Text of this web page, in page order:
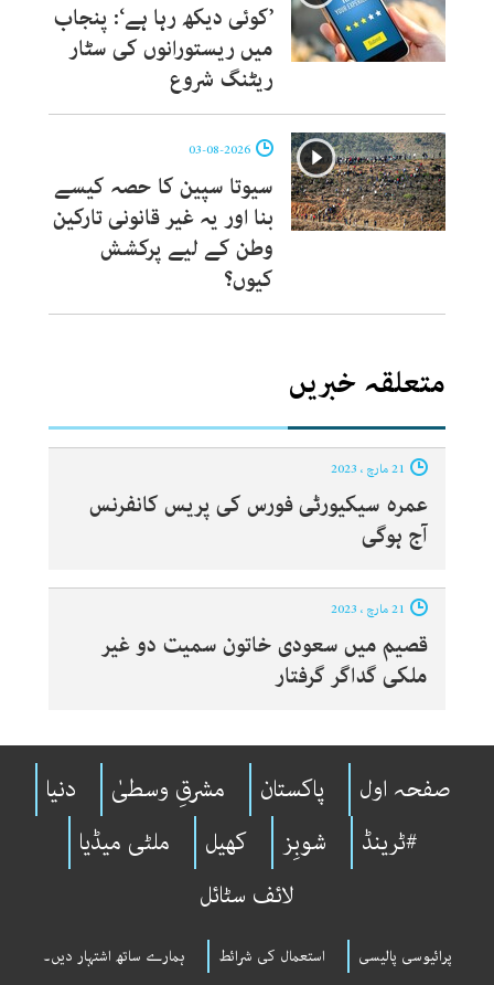
’کوئی دیکھ رہا ہے‘: پنجاب
میں ریستورانوں کی سٹار
ریٹنگ شروع
سیوتا سپین کا حصہ کیسے
بنا اور یہ غیر قانونی تارکین
وطن کے لیے پرکشش
کیوں؟
متعلقہ خبریں
عمرہ سیکیورٹی فورس کی پریس کانفرنس
آج ہوگی
قصیم میں سعودی خاتون سمیت دو غیر
ملکی گداگر گرفتار
صفحہ اول پاکستان مشرقِ وسطیٰ
دنیا
#ٹرینڈ
شوبِز کھیل
ملٹی میڈیا
لائف سٹائل
پرائیوسی پالیسی استعمال کی شرائط ہمارے ساتھ اشتہار دیں۔